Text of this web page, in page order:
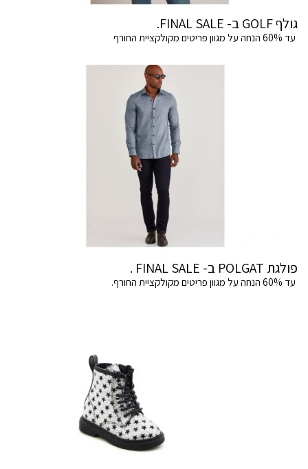
גולף GOLF ב- FINAL SALE.
עד 60% הנחה על מגוון פריטים מקולקציית החורף
פולגת POLGAT ב- FINAL SALE .
עד 60% הנחה על מגוון פריטים מקולקציית החורף.